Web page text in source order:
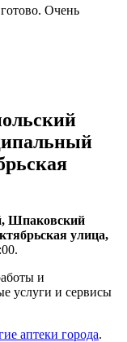
Очень
Шпаковский
улица,
и
услуги и сервисы
аптеки города.